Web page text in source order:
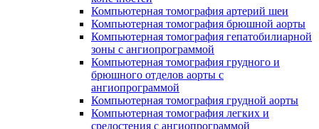
Компьютерная томография артерий шеи
Компьютерная томография брюшной аорты
Компьютерная томография гепатобилиарной
зоны с ангиопрограммой
Компьютерная томография грудного и
брюшного отделов аорты с
ангиопрограммой
Компьютерная томография грудной аорты
Компьютерная томография легких и
средостения с ангиопрограммой